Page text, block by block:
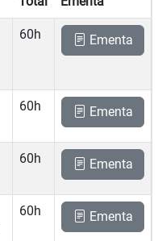
60h Ementa
60h Ementa
60h Ementa
60h Ementa